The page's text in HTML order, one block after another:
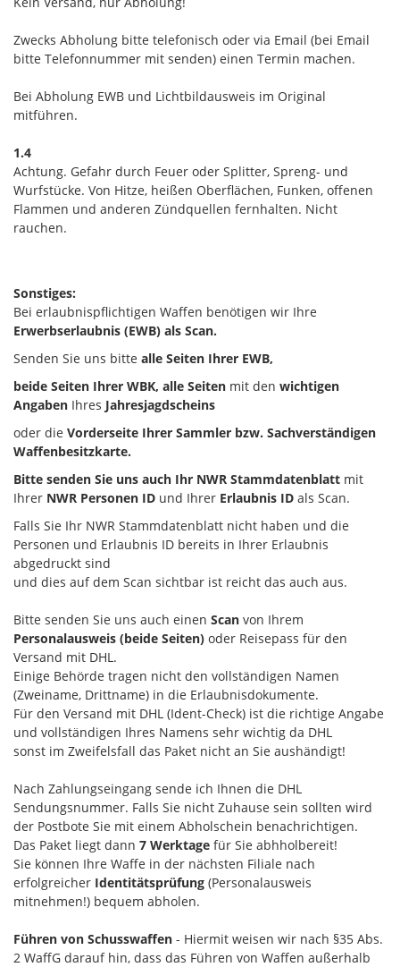
Zwecks Abholung bitte telefonisch oder via Email (bei Email
bitte Telefonnummer mit senden) einen Termin machen.
Bei Abholung EWB und Lichtbildausweis im Original
mitführen.
1.4
Achtung. Gefahr durch Feuer oder Splitter, Spreng- und
Wurfstücke. Von Hitze, heißen Oberflächen, Funken, offenen
Flammen und anderen Zündquellen fernhalten. Nicht
rauchen.
Sonstiges:
Bei erlaubnispflichtigen Waffen benötigen wir Ihre
Erwerbserlaubnis (EWB) als Scan.
Senden Sie uns bitte alle Seiten Ihrer EWB,
beide Seiten Ihrer WBK, alle Seiten mit den wichtigen
Angaben Ihres Jahresjagdscheins
oder die Vorderseite Ihrer Sammler bzw. Sachverständigen
Waffenbesitzkarte.
Bitte senden Sie uns auch Ihr NWR Stammdatenblatt mit
Ihrer NWR Personen ID und Ihrer Erlaubnis ID als Scan.
Falls Sie Ihr NWR Stammdatenblatt nicht haben und die
Personen und Erlaubnis ID bereits in Ihrer Erlaubnis
abgedruckt sind
und dies auf dem Scan sichtbar ist reicht das auch aus.
Bitte senden Sie uns auch einen Scan von Ihrem
Personalausweis (beide Seiten) oder Reisepass für den
Versand mit DHL.
Einige Behörde tragen nicht den vollständigen Namen
(Zweiname, Drittname) in die Erlaubnisdokumente.
Für den Versand mit DHL (Ident-Check) ist die richtige Angabe
und vollständigen Ihres Namens sehr wichtig da DHL
sonst im Zweifelsfall das Paket nicht an Sie aushändigt!
Nach Zahlungseingang sende ich Ihnen die DHL
Sendungsnummer. Falls Sie nicht Zuhause sein sollten wird
der Postbote Sie mit einem Abholschein benachrichtigen.
Das Paket liegt dann 7 Werktage für Sie abhholbereit!
Sie können Ihre Waffe in der nächsten Filiale nach
erfolgreicher Identitätsprüfung (Personalausweis
mitnehmen!) bequem abholen.
Führen von Schusswaffen - Hiermit weisen wir nach §35 Abs.
2 WaffG darauf hin, dass das Führen von Waffen außerhalb